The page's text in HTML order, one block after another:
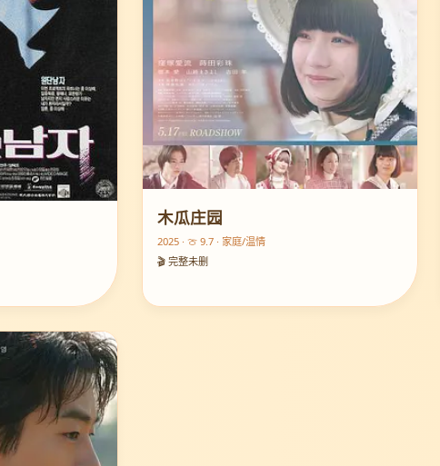
木瓜庄园
2025 · 🍈 9.7 · 家庭/温情
🎬 完整未删